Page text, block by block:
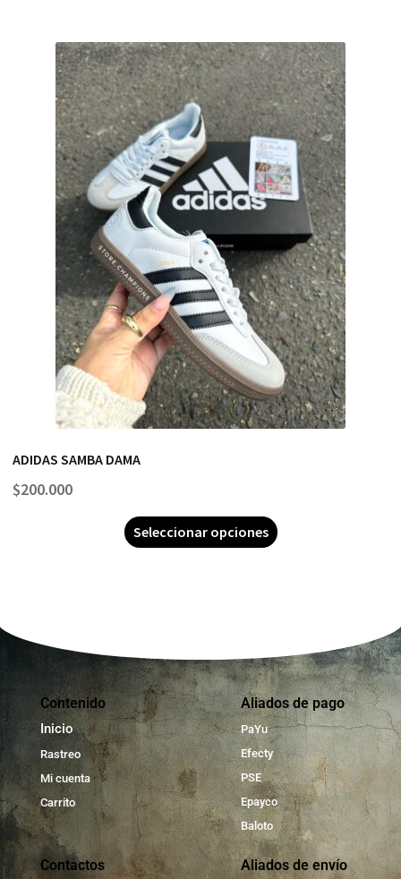
ADIDAS SAMBA DAMA
$200.000
Seleccionar opciones
Contenido
Inicio
Rastreo
Mi cuenta
Carrito
Aliados de pago
PaYu
Efecty
PSE
Epayco
Baloto
Contactos Aliados de envío